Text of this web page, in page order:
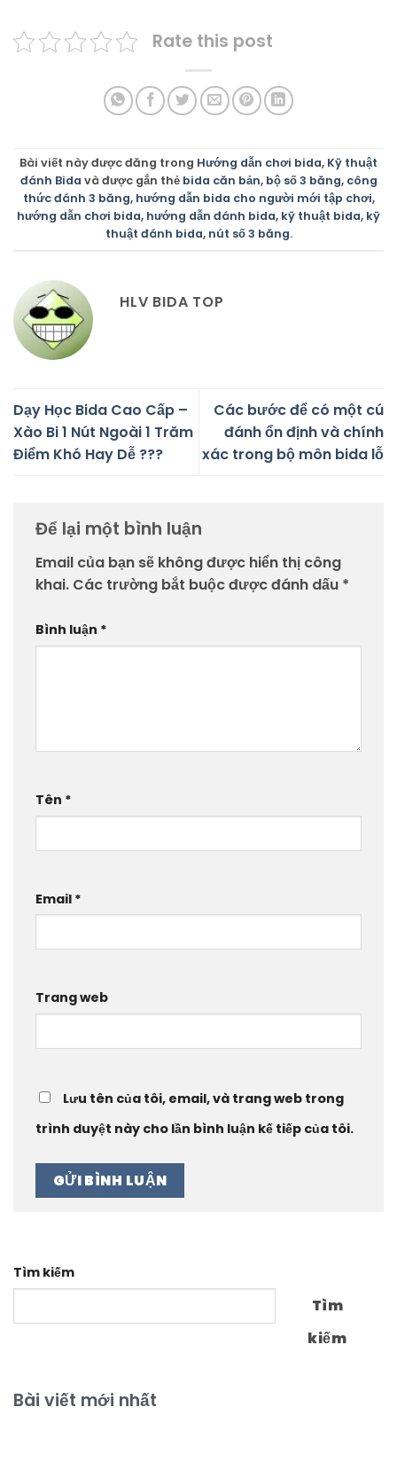
Rate this post
Bài viết này được đăng trong Hướng dẫn chơi bida, Kỹ thuật
đánh Bida và được gắn thẻ bida căn bản, bộ số 3 băng, công
thức đánh 3 băng, hướng dẫn bida cho người mới tập chơi,
hướng dẫn chơi bida, hướng dẫn đánh bida, kỹ thuật bida, kỹ
thuật đánh bida, nút số 3 băng.
HLV BIDA TOP
Dạy Học Bida Cao Cấp –
Xào Bi 1 Nút Ngoài 1 Trăm
Điểm Khó Hay Dễ ???
Các bước để có một cú
đánh ổn định và chính
xác trong bộ môn bida lỗ
Để lại một bình luận
Email của bạn sẽ không được hiển thị công
khai. Các trường bắt buộc được đánh dấu *
Bình luận *
Tên *
Email *
Trang web
Lưu tên của tôi, email, và trang web trong
trình duyệt này cho lần bình luận kế tiếp của tôi.
Tìm kiếm
Tìm
kiếm
Bài viết mới nhất